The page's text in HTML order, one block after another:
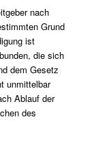
nach
Grund
ist
die sich
dem Gesetz
unmittelbar
Ablauf der
des